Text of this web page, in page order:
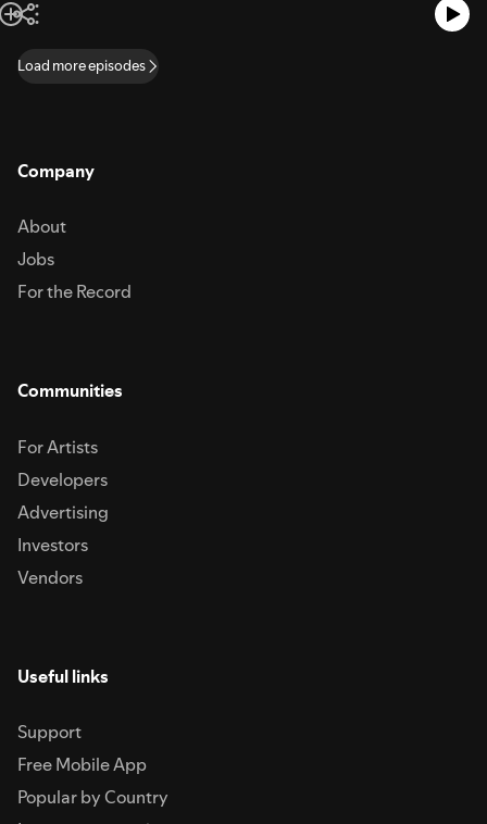
Load more episodes
Company
About
Jobs
For the Record
Communities
For Artists
Developers
Advertising
Investors
Vendors
Useful links
Support
Free Mobile App
Popular by Country